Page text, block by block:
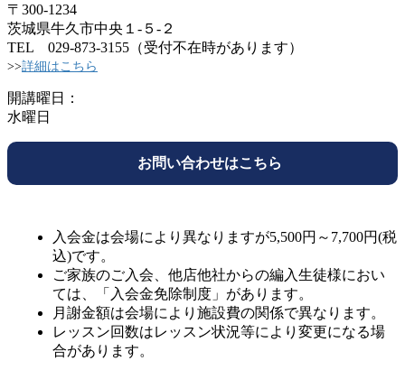
〒300-1234
茨城県牛久市中央１-５-２
TEL 029-873-3155（受付不在時があります）
>>詳細はこちら
開講曜日：
水曜日
お問い合わせはこちら
入会金は会場により異なりますが5,500円～7,700円(税
込)です。
ご家族のご入会、他店他社からの編入生徒様におい
ては、「入会金免除制度」があります。
月謝金額は会場により施設費の関係で異なります。
レッスン回数はレッスン状況等により変更になる場
合があります。